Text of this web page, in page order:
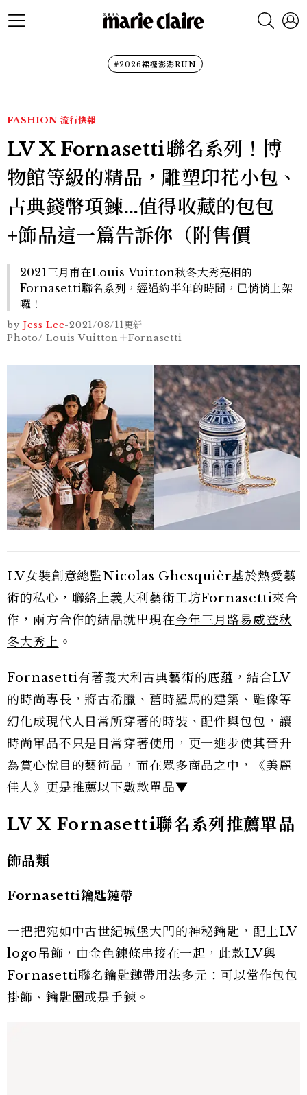
#2026裙襬澎澎RUN
FASHION 流行快報
LV X Fornasetti聯名系列！博
物館等級的精品，雕塑印花小包、
古典錢幣項鍊…值得收藏的包包
+飾品這一篇告訴你（附售價
2021三月甫在Louis Vuitton秋冬大秀亮相的
Fornasetti聯名系列，經過約半年的時間，已悄悄上架
囉！
by Jess Lee-2021/08/11更新
Photo/ Louis Vuitton＋Fornasetti
LV女裝創意總監Nicolas Ghesquièr基於熱愛藝
術的私心，聯絡上義大利藝術工坊Fornasetti來合
作，兩方合作的結晶就出現在今年三月路易威登秋
冬大秀上 。
Fornasetti有著義大利古典藝術的底蘊，結合LV
的時尚專長，將古希臘、舊時羅馬的建築、雕像等
幻化成現代人日常所穿著的時裝、配件與包包，讓
時尚單品不只是日常穿著使用，更一進步使其晉升
為賞心悅目的藝術品，而在眾多商品之中，《美麗
佳人》更是推薦以下數款單品▼
LV X Fornasetti聯名系列推薦單品
飾品類
Fornasetti鑰匙鏈帶
一把把宛如中古世紀城堡大門的神秘鑰匙，配上LV
logo吊飾，由金色鍊條串接在一起，此款LV與
Fornasetti聯名鑰匙鏈帶用法多元：可以當作包包
掛飾、鑰匙圈或是手鍊。